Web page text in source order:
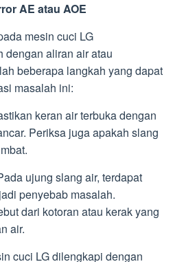
AE atau AOE
mesin cuci LG
dengan aliran air atau
beberapa langkah yang dapat
masalah ini:
keran air terbuka dengan
Periksa juga apakah slang
ujung slang air, terdapat
penyebab masalah.
dari kotoran atau kerak yang
air.
cuci LG dilengkapi dengan